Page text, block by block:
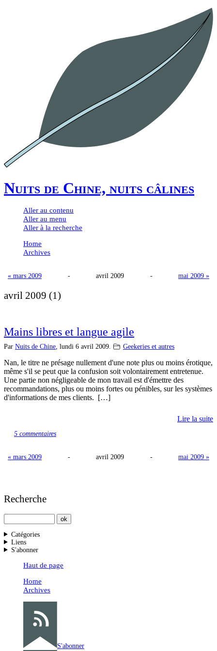
Nuits de Chine, nuits câlines
Aller au contenu
Aller au menu
Aller à la recherche
Home
Archives
« mars 2009 - avril 2009 - mai 2009 »
avril 2009 (1)
Mains libres et langue agile
Par Nuits de Chine, lundi 6 avril 2009. Geekeries et autres
Nan, le titre ne présage nullement d'une note plus ou moins érotique,
même s'il se peut que la confusion soit volontairement entretenue.
Une partie non négligeable de mon travail est d'émettre des
recommandations, plus ou moins fortes ou pénibles, sur les systèmes
d'informations de mes clients. […]
Lire la suite
5 commentaires
« mars 2009 - avril 2009 - mai 2009 »
Recherche
Catégories
Liens
S'abonner
Haut de page
Home
Archives
S'abonner